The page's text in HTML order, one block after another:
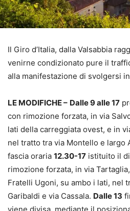
Il Giro d’Italia, dalla Valsabbia
venirne condizionato pure il
alla manifestazione di svolgersi
LE MODIFICHE – Dalle 9 alle 17
con rimozione forzata, in via
lati della carreggiata ovest, e in
nel tratto tra via Montello e largo
fascia oraria 12.30-17 istituito il
rimozione forzata, in via
Fratelli Ugoni, su ambo i lati, nel
Garibaldi e via Cassala. Dalle 13